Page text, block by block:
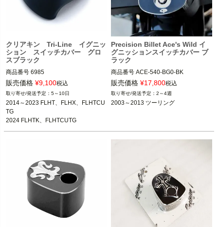
クリアキン Tri-Line イグニッ
ション スイッチカバー グロ
スブラック
商品番号 6985
2014～2023 FLHX、FLHXS、FLHTC
※CVOは不可。
販売価格 ¥9,100税込
5～10日
2014～2023 FLHT、FLHX、FLHTCU
TG
2024 FLHTK、FLHTCUTG
Precision Billet Ace's Wild イ
グニッションスイッチカバー ブ
ラック
商品番号 ACE-540-BG0-BK
HD：810-0704
2003～2013 ツーリング
※FLHR/Sを除く
ト）
販売価格 ¥17,800税込
2～4週
2003～2013 ツーリング